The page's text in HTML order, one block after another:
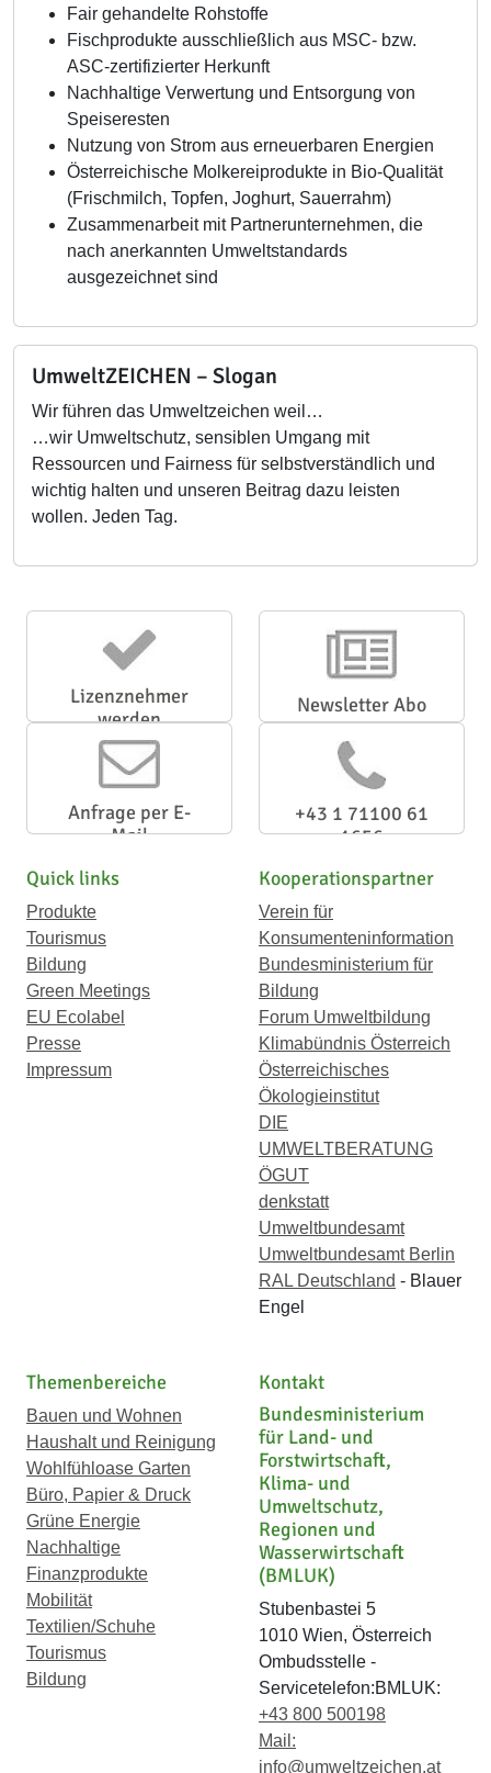
Fair gehandelte Rohstoffe
Fischprodukte ausschließlich aus MSC- bzw.
ASC-zertifizierter Herkunft
Nachhaltige Verwertung und Entsorgung von
Speiseresten
Nutzung von Strom aus erneuerbaren Energien
Österreichische Molkereiprodukte in Bio-Qualität
(Frischmilch, Topfen, Joghurt, Sauerrahm)
Zusammenarbeit mit Partnerunternehmen, die
nach anerkannten Umweltstandards
ausgezeichnet sind
UmweltZEICHEN – Slogan
Wir führen das Umweltzeichen weil…
…wir Umweltschutz, sensiblen Umgang mit
Ressourcen und Fairness für selbstverständlich und
wichtig halten und unseren Beitrag dazu leisten
wollen. Jeden Tag.
Lizenznehmer
werden
Newsletter Abo
Anfrage per E-
Mail
+43 1 71100 61
1656
Quick links
Produkte
Tourismus
Bildung
Green Meetings
EU Ecolabel
Presse
Impressum
Kooperationspartner
Verein für
Konsumenteninformation
Bundesministerium für
Bildung
Forum Umweltbildung
Klimabündnis Österreich
Österreichisches
Ökologieinstitut
DIE
UMWELTBERATUNG
ÖGUT
denkstatt
Umweltbundesamt
Umweltbundesamt Berlin
RAL Deutschland - Blauer
Engel
Themenbereiche
Bauen und Wohnen
Haushalt und Reinigung
Wohlfühloase Garten
Büro, Papier & Druck
Grüne Energie
Nachhaltige
Finanzprodukte
Mobilität
Textilien/Schuhe
Tourismus
Bildung
Kontakt
Bundesministerium
für Land- und
Forstwirtschaft,
Klima- und
Umweltschutz,
Regionen und
Wasserwirtschaft
(BMLUK)
Stubenbastei 5
1010 Wien, Österreich
Ombudsstelle -
Servicetelefon:BMLUK:
+43 800 500198
Mail:
info@umweltzeichen.at